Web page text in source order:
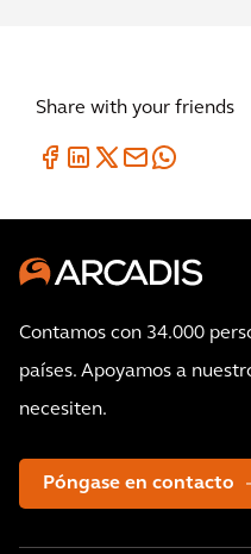
Share with your friends
Contamos con 34.000
países. Apoyamos a
necesiten.
Póngase en contacto